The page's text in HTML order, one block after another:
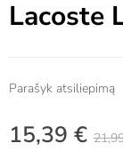
Lacoste
Parašyk atsiliepimą
15,39 €